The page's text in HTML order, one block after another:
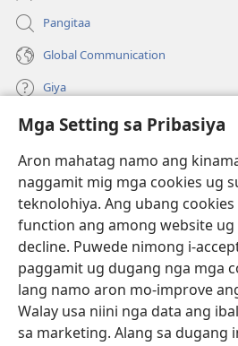
Mga Setting sa Pribasiya
Aron mahatag namo ang
naggamit mig mga cookies ug
teknolohiya. Ang ubang
function ang among website
decline. Puwede nimong i-
paggamit ug dugang nga mga
lang namo aron mo-improve
Walay usa niini nga data ang
sa marketing. Alang sa dugang
Pangitaa
Global Communication
Giya
Donasyon
(mo-
open
bag-
ong
window)
Watchtower ONLINE NGA
(mo-
open
ug
bag-
window)
JW Hub
(mo-
open
ug
bag-
ong
window)
JW Library
Watchtower Library